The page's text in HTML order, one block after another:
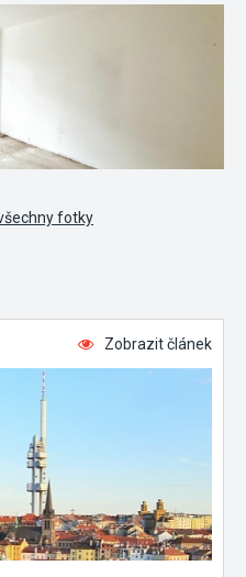
fotky
Zobrazit článek